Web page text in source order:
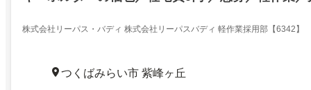
株式会社リーパス・バディ 株式会社リーパスバディ 軽作業採用部【6342】
つくばみらい市 紫峰ヶ丘